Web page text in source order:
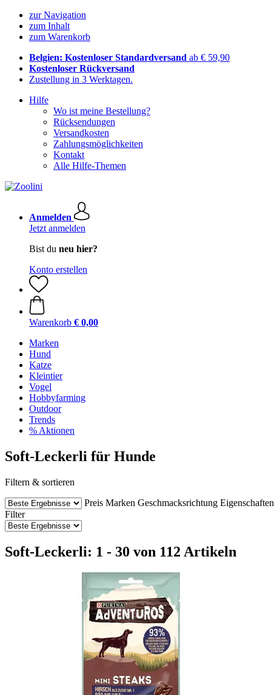
zur Navigation
zum Inhalt
zum Warenkorb
Belgien: Kostenloser Standardversand ab € 59,90
Kostenloser Rückversand
Zustellung in 3 Werktagen.
Hilfe
Wo ist meine Bestellung?
Rücksendungen
Versandkosten
Zahlungsmöglichkeiten
Kontakt
Alle Hilfe-Themen
Anmelden
Jetzt anmelden
Bist du neu hier?
Konto erstellen
Warenkorb € 0,00
Marken
Hund
Katze
Kleintier
Vogel
Hobbyfarming
Outdoor
Trends
% Aktionen
Soft-Leckerli für Hunde
Filtern & sortieren
Preis Marken Geschmacksrichtung Eigenschaften
Filter
Soft-Leckerli: 1 - 30 von 112 Artikeln